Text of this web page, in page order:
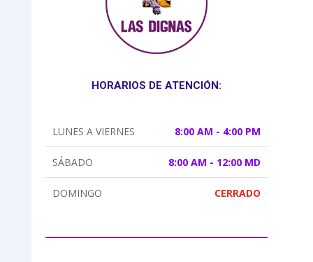
HORARIOS DE ATENCIÓN:
LUNES A VIERNES 8:00 AM - 4:00 PM
SÁBADO 8:00 AM - 12:00 MD
DOMINGO CERRADO